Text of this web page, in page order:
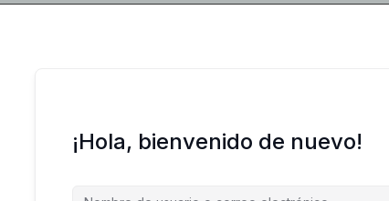
¡Hola, bienvenido de nuevo!